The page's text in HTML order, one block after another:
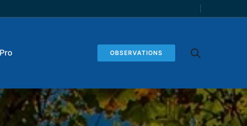
OBSERVATIONS